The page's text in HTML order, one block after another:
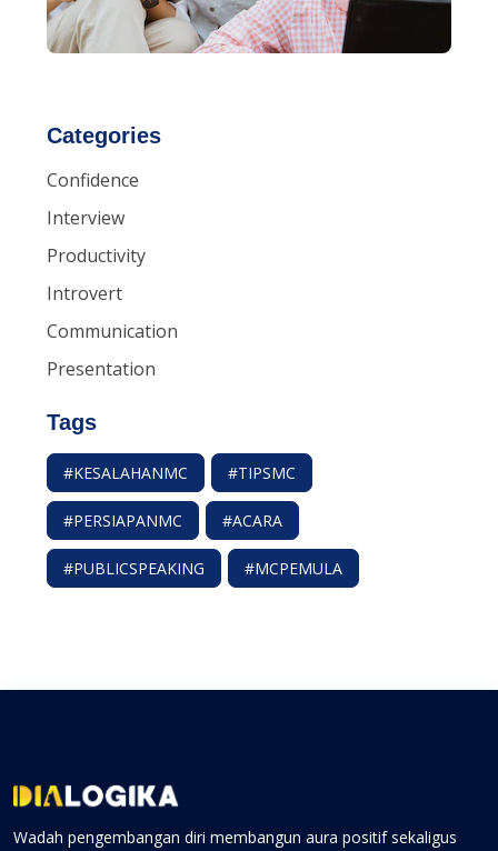
Categories
Confidence
Interview
Productivity
Introvert
Communication
Presentation
Tags
#KESALAHANMC #TIPSMC
#PERSIAPANMC #ACARA
#PUBLICSPEAKING #MCPEMULA
Wadah pengembangan diri membangun aura positif sekaligus